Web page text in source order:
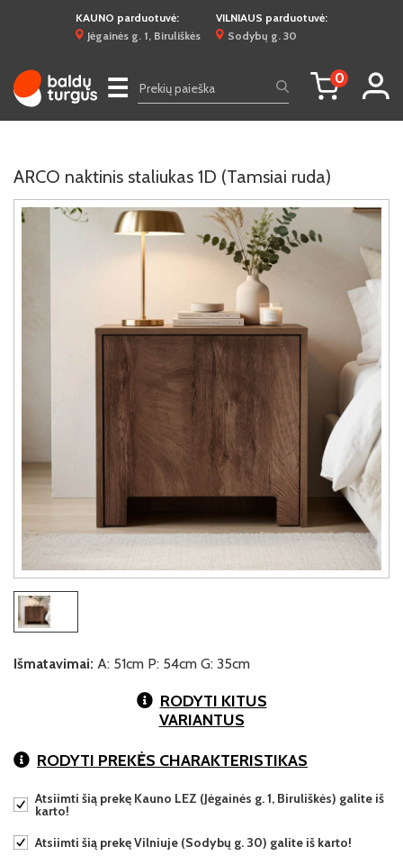
KAUNO parduotuvė:
Jėgainės g. 1, Biruliškės
VILNIAUS parduotuvė:
Sodybų g. 30
☰ 0
ARCO naktinis staliukas 1D (Tamsiai ruda)
Išmatavimai: A: 51cm P: 54cm G: 35cm
RODYTI KITUS
VARIANTUS
RODYTI PREKĖS CHARAKTERISTIKAS
Atsiimti šią prekę Kauno LEZ (Jėgainės g. 1, Biruliškės) galite iš
karto!
Atsiimti šią prekę Vilniuje (Sodybų g. 30) galite iš karto!